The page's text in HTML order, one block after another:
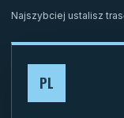
Najszybciej ustalisz
PL